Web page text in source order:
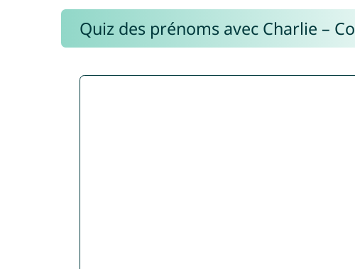
Quiz des prénoms avec Charlie –